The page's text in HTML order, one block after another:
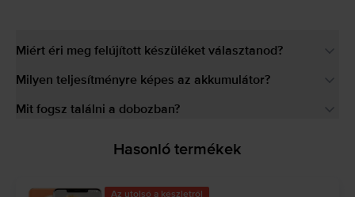
Miért éri meg felújított készüléket választanod?
Milyen teljesítményre képes az akkumulátor?
Mit fogsz találni a dobozban?
Hasonló termékek
Az utolsó a készletről